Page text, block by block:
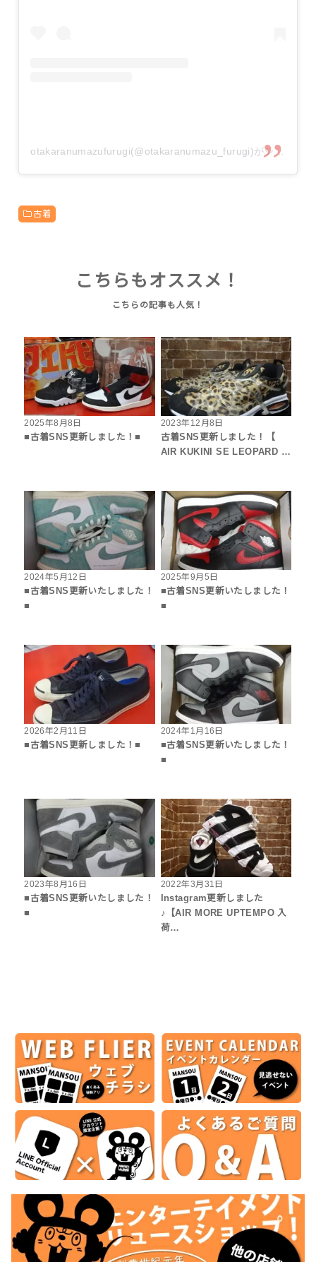
otakaranumazufurugi(@otakaranumazu_furugi)がシェアした投稿
古着
こちらもオススメ！
2025年8月8日
■古着SNS更新しました！■
2023年12月8日
古着SNS更新しました！【
AIR KUKINI SE LEOPARD …
2024年5月12日
■古着SNS更新いたしました！
■
2025年9月5日
■古着SNS更新いたしました！
■
2026年2月11日
■古着SNS更新しました！■
2024年1月16日
■古着SNS更新いたしました！
■
2023年8月16日
■古着SNS更新いたしました！
■
2022年3月31日
Instagram更新しました
♪【AIR MORE UPTEMPO 入
荷…